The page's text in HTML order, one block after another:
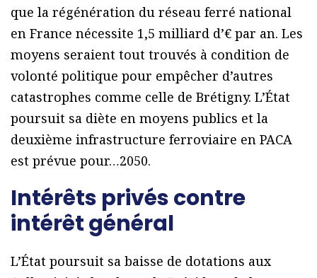
que la régénération du réseau ferré national
en France nécessite 1,5 milliard d’€ par an. Les
moyens seraient tout trouvés à condition de
volonté politique pour empêcher d’autres
catastrophes comme celle de Brétigny. L’État
poursuit sa diète en moyens publics et la
deuxième infrastructure ferroviaire en PACA
est prévue pour…2050.
Intérêts privés contre
intérêt général
L’État poursuit sa baisse de dotations aux